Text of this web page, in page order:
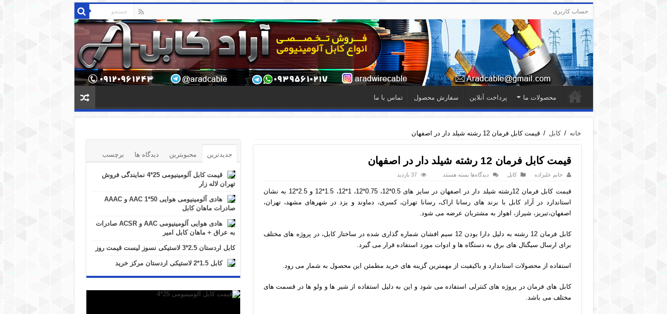
حساب کاربری
محصولات ما پرداخت آنلاین سفارش محصول تماس با ما
خانه / کابل / قیمت کابل فرمان 12 رشته شیلد دار در اصفهان
قیمت کابل فرمان 12 رشته شیلد دار در اصفهان
خانم علیزاده کابل دیدگاه‌ها برای
فرمان
رشته
شیلد
اصفهان
بسته هستند 37 بازدید
قیمت کابل فرمان 12رشته شیلد دار در اصفهان در سایز های 0.5*12، 0.75*12، 1*12، 1.5*12 و 2.5*12 به نشان
استاندارد در آراد کابل با برند های رسانا اراک، رسانا تهران، کسری، دماوند و یزد در شهرهای مشهد، تهران،
اصفهان،تبریز، شیراز، اهواز به مشتریان عرضه می شود.
کابل فرمان 12 رشته به دلیل دارا بودن 12 سیم افشان شماره گذاری شده در ساختار کابل، در پروژه های مختلف
برای ارسال سیگنال های برق به دستگاه ها و ادوات مورد استفاده قرار می گیرد.
استفاده از محصولات استاندارد و باکیفیت از مهمترین گزینه های خرید مطمئن این محصول به شمار می رود.
کابل های فرمان در پروژه های کنترلی استفاده می شود و این به دلیل استفاده از شیر ها و ولو ها در قسمت های
مختلف می باشد.
جدیدترین محبوبترین دیدگاه ها برچسب
قیمت کابل آلومینیومی 25*4 نمایندگی فروش
تهران لاله زار
هادی آلومینیومی هوایی 50*1 AAC و AAAC
صادرات ماهان کابل
هادی هوایی آلومینیومی AAC و ACSR صادرات
به عراق + ماهان کابل امیر
کابل اردستان 2.5*3 لاستیکی نسوز لیست قیمت روز
کابل 1.5*2 لاستیکی اردستان مرکز خرید